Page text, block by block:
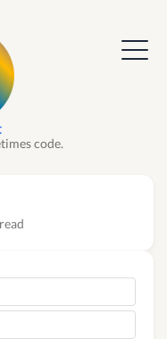
code.